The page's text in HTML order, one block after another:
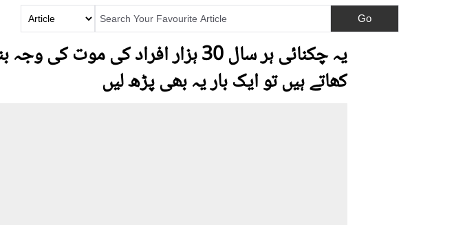
یہ چکنائی ہر سال 30 ہزار افراد
کھاتے ہیں تو ایک بار یہ بھی پڑھ لیں